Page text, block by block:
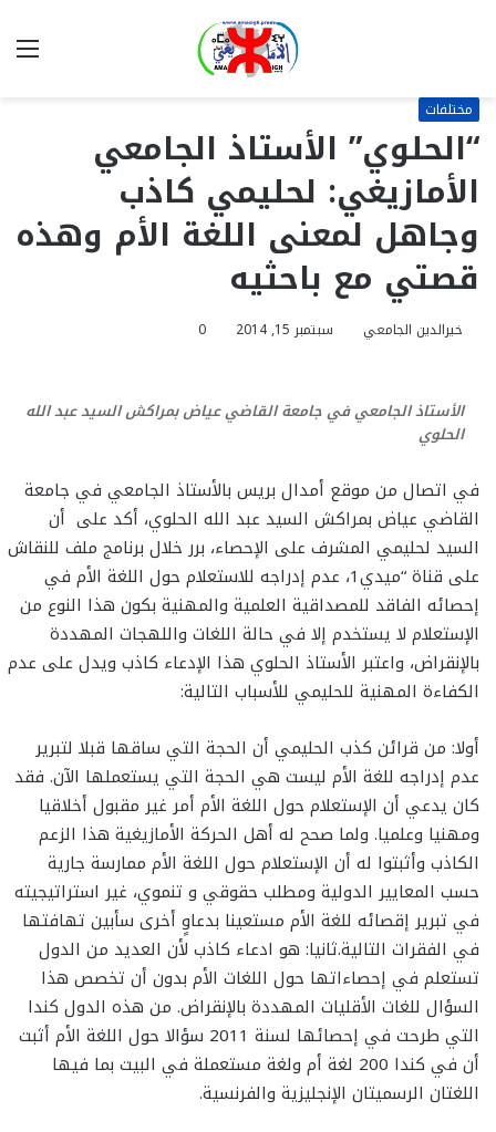
مختلفات
“الحلوي” الأستاذ الجامعي
الأمازيغي: لحليمي كاذب
وجاهل لمعنى اللغة الأم وهذه
قصتي مع باحثيه
خيرالدين الجامعي سبتمبر 15, 2014 0
الأستاذ الجامعي في جامعة القاضي عياض بمراكش السيد عبد الله
الحلوي
في اتصال من موقع أمدال بريس بالأستاذ الجامعي في جامعة
القاضي عياض بمراكش السيد عبد الله الحلوي، أكد على أن
السيد لحليمي المشرف على الإحصاء، برر خلال برنامج ملف للنقاش
على قناة “ميدي1، عدم إدراجه للاستعلام حول اللغة الأم في
إحصائه الفاقد للمصداقية العلمية والمهنية بكون هذا النوع من
الإستعلام لا يستخدم إلا في حالة اللغات واللهجات المهددة
بالإنقراض، واعتبر الأستاذ الحلوي هذا الإدعاء كاذب ويدل على عدم
الكفاءة المهنية للحليمي للأسباب التالية:
أولا: من قرائن كذب الحليمي أن الحجة التي ساقها قبلا لتبرير
عدم إدراجه للغة الأم ليست هي الحجة التي يستعملها الآن. فقد
كان يدعي أن الإستعلام حول اللغة الأم أمر غير مقبول أخلاقيا
ومهنيا وعلميا. ولما صحح له أهل الحركة الأمازيغية هذا الزعم
الكاذب وأثبتوا له أن الإستعلام حول اللغة الأم ممارسة جارية
حسب المعايير الدولية ومطلب حقوقي و تنموي، غير استراتيجيته
في تبرير إقصائه للغة الأم مستعينا بدعاوٍ أخرى سأبين تهافتها
في الفقرات التالية.ثانيا: هو ادعاء كاذب لأن العديد من الدول
تستعلم في إحصاءاتها حول اللغات الأم بدون أن تخصص هذا
السؤال للغات الأقليات المهددة بالإنقراض. من هذه الدول كندا
التي طرحت في إحصائها لسنة 2011 سؤالا حول اللغة الأم أثبت
أن في كندا 200 لغة أم ولغة مستعملة في البيت بما فيها
اللغتان الرسميتان الإنجليزية والفرنسية.